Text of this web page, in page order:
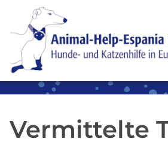
SKIP TO MAIN CONTENT
Vermittelte